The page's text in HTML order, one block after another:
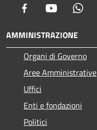
Facebook Youtube
AMMINISTRAZIONE
Organi di Governo
Aree Amministrative
Uffici
Enti e fondazioni
Politici